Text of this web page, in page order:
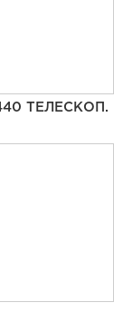
ТЕЛЕСКОП.